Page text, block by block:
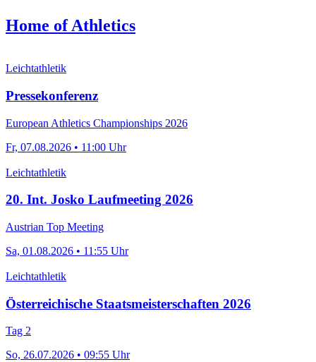
Home of Athletics
Leichtathletik
Pressekonferenz
European Athletics Championships 2026
Fr, 07.08.2026 • 11:00 Uhr
Leichtathletik
20. Int. Josko Laufmeeting 2026
Austrian Top Meeting
Sa, 01.08.2026 • 11:55 Uhr
Leichtathletik
Österreichische Staatsmeisterschaften 2026
Tag 2
So, 26.07.2026 • 09:55 Uhr